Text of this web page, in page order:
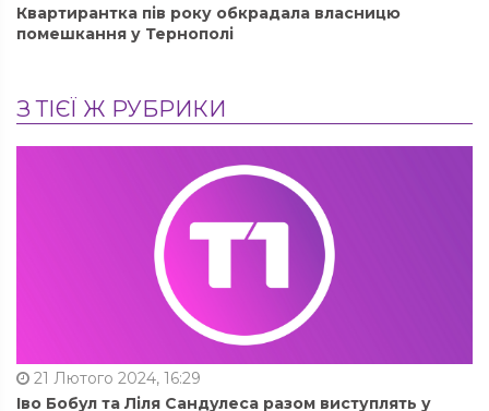
Квартирантка пів року обкрадала власницю
помешкання у Тернополі
З ТІЄЇ Ж РУБРИКИ
21 Лютого 2024, 16:29
Іво Бобул та Ліля Сандулеса разом виступлять у